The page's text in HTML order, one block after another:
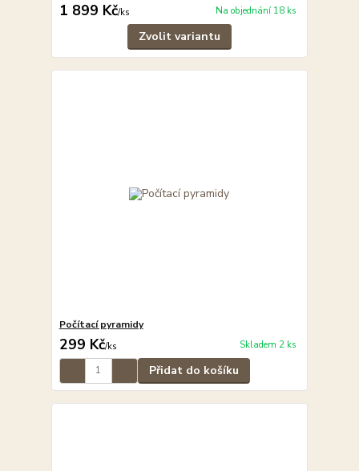
1 899 Kč/ks Na objednání 18 ks
Zvolit variantu
Počítací pyramidy
299 Kč/ks Skladem 2 ks
Přidat do košíku